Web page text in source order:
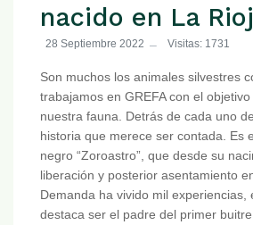
nacido en La
28 Septiembre 2022 Visitas: 1731
Son muchos los animales silvestres
trabajamos en GREFA con el
nuestra fauna. Detrás de cada uno
historia que merece ser contada. Es
negro “Zoroastro”, que desde su
liberación y posterior asentamiento
Demanda ha vivido mil experiencias,
destaca ser el padre del primer